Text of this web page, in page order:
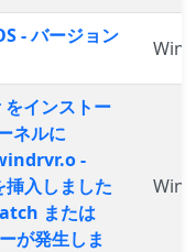
- バージョン
インストー
ネルに
-
入しました
または
が発生しま